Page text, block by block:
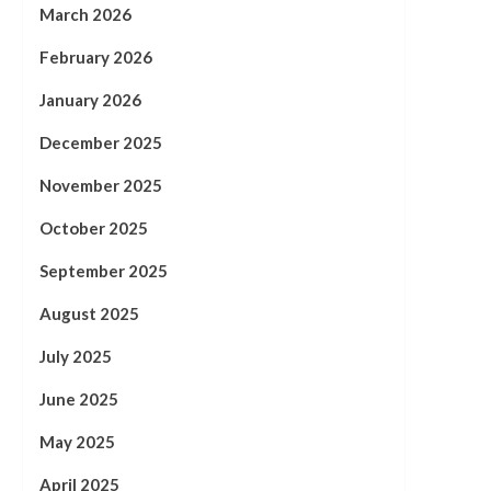
March 2026
February 2026
January 2026
December 2025
November 2025
October 2025
September 2025
August 2025
July 2025
June 2025
May 2025
April 2025